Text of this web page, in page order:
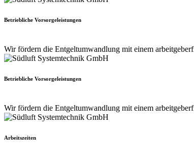
Betriebliche Vorsorgeleistungen
Wir fördern die Entgeltumwandlung mit einem
Betriebliche Vorsorgeleistungen
Wir fördern die Entgeltumwandlung mit einem
Arbeitszeiten